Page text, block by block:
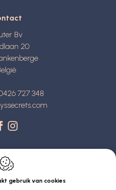
Bv
20
727 348
gebruik van cookies